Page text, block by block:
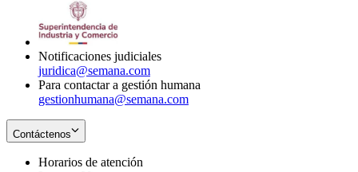
Notificaciones judiciales
juridica@semana.com
Para contactar a gestión humana
gestionhumana@semana.com
Contáctenos
Horarios de atención